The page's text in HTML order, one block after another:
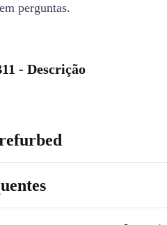
perguntas.
- Descrição